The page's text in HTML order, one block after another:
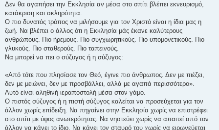
Δεν θα αγαπήσει την Εκκλησία αν μέσα στο σπίτι βλέπει εκνευρισμό,
κατάκριση και σκληρότητα.
Ο πιο δυνατός τρόπος να μιλήσουμε για τον Χριστό είναι η ίδια μας η
ζωή. Να βλέπει ο άλλος ότι η Εκκλησία μάς έκανε καλύτερους
ανθρώπους. Πιο ήρεμους. Πιο συγχωρητικούς. Πιο υπομονετικούς. Πιο
γλυκούς. Πιο σταθερούς. Πιο ταπεινούς.
Να μπορεί να πει ο σύζυγος ή η σύζυγος:
«Από τότε που πλησίασε τον Θεό, έγινε πιο άνθρωπος. Δεν με πιέζει,
δεν με μειώνει, δεν με προσβάλλει, αλλά με αγαπά περισσότερο».
Αυτό είναι αληθινή ιεραποστολή μέσα στον γάμο.
Ο πιστός σύζυγος ή η πιστή σύζυγος καλείται να προσεύχεται για τον
άλλον χωρίς επίδειξη. Να πηγαίνει στην Εκκλησία χωρίς να επιστρέφει
στο σπίτι με ύφος ανωτερότητας. Να νηστεύει χωρίς να απαιτεί από τον
άλλον να κάνει το ίδιο. Να κάνει τον σταυρό του χωρίς να ειρωνεύεται